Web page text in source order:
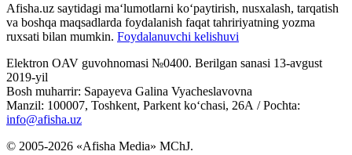
Afisha.uz saytidagi ma‘lumotlarni ko‘paytirish, nusxalash, tarqatish
va boshqa maqsadlarda foydalanish faqat tahririyatning yozma
ruxsati bilan mumkin. Foydalanuvchi kelishuvi
Elektron OAV guvohnomasi №0400. Berilgan sanasi 13-avgust
2019-yil
Bosh muharrir: Sapayeva Galina Vyacheslavovna
Manzil: 100007, Toshkent, Parkent ko‘chasi, 26А / Pochta:
info@afisha.uz
© 2005-2026 «Afisha Media» MChJ.